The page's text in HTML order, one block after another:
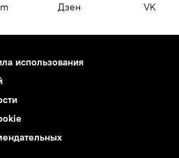
Дзен VK
использования